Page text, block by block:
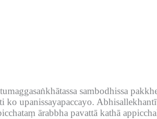
sambodhissa
ko upanissayapaccayo.
ārabbha pavattā kathā